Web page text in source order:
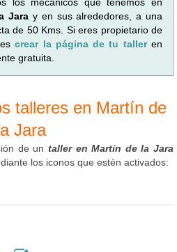
Jara y en sus alrededores, a una
de 50 Kms. Si eres propietario de
crear la página de tu talleren
gratuita.
talleres en Martín de
Jara
de un taller en Martín de la Jara
los iconos que estén activados: